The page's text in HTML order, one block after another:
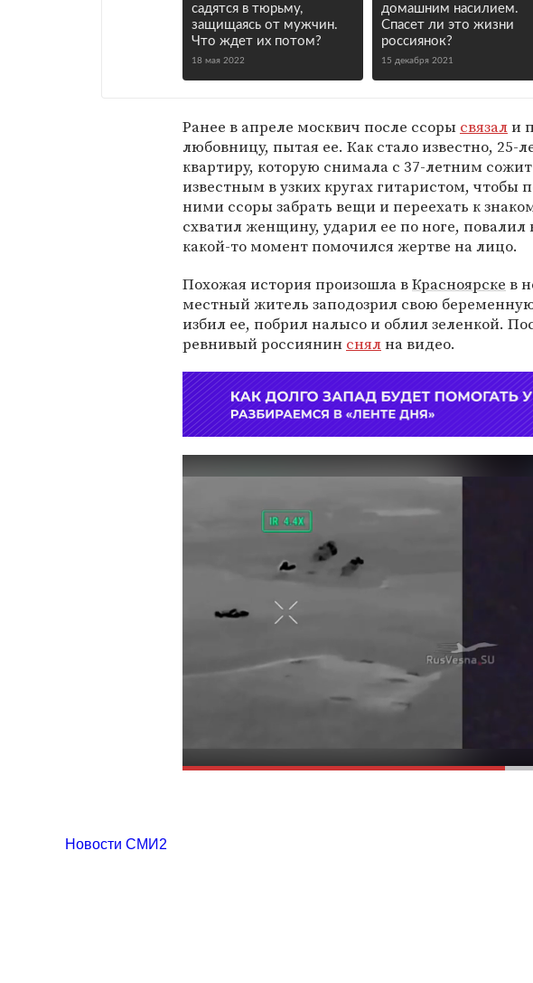
садятся в тюрьму,
защищаясь от мужчин.
Что ждет их потом?
18 мая 2022
домашним насилием.
Спасет ли это жизни
россиянок?
15 декабря 2021
Ранее в апреле москвич после ссоры связали
любовницу, пытая ее. Как стало известно, 25-
квартиру, которую снимала с 37-летним
известным в узких кругах гитаристом, чтобы
ними ссоры забрать вещи и переехать к
схватил женщину, ударил ее по ноге, повалил
какой-то момент помочился жертве на лицо.
Похожая история произошла вКрасноярске в
местный житель заподозрил свою
избил ее, побрил налысо и облил зеленкой.
ревнивый россиянин снялна видео.
Новости СМИ2